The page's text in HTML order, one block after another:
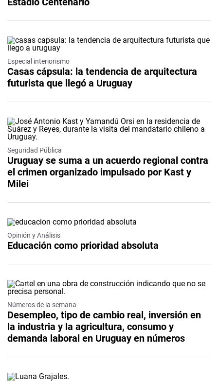
Especial interiorismo
Casas cápsula: la tendencia de arquitectura
futurista que llegó a Uruguay
Seguridad Pública
Uruguay se suma a un acuerdo regional contra
el crimen organizado impulsado por Kast y
Milei
Opinión y Análisis
Educación como prioridad absoluta
Números de la semana
Desempleo, tipo de cambio real, inversión en
la industria y la agricultura, consumo y
demanda laboral en Uruguay en números